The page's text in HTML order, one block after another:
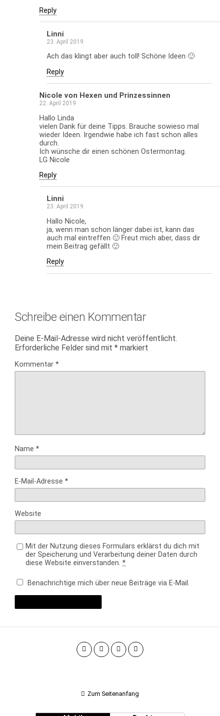
Reply
Linni
23. April 2019
Ach das klingt aber auch toll! Schöne Ideen 🙂
Reply
Nicole von Hexen und Prinzessinnen
22. April 2019
Hallo Linda
vielen Dank für deine Tipps. Brauche sowieso mal
wieder Ideen. Irgendwie habe ich fast schon alles
durch.
Ich wünsche dir einen schönen Ostermontag.
LG Nicole
Reply
Linni
23. April 2019
Hallo Nicole,
ja, wenn man schon länger dabei ist, kann das
auch mal eintreffen 🙂 Freut mich aber, dass dir
mein Beitrag gefällt 🙂
Reply
Schreibe einen Kommentar
Deine E-Mail-Adresse wird nicht veröffentlicht.
Erforderliche Felder sind mit * markiert
Kommentar *
Name *
E-Mail-Adresse *
Website
Mit der Nutzung dieses Formulars erklärst du dich mit
der Speicherung und Verarbeitung deiner Daten durch
diese Website einverstanden. *
Benachrichtige mich über neue Beiträge via E-Mail.
Zum Seitenanfang